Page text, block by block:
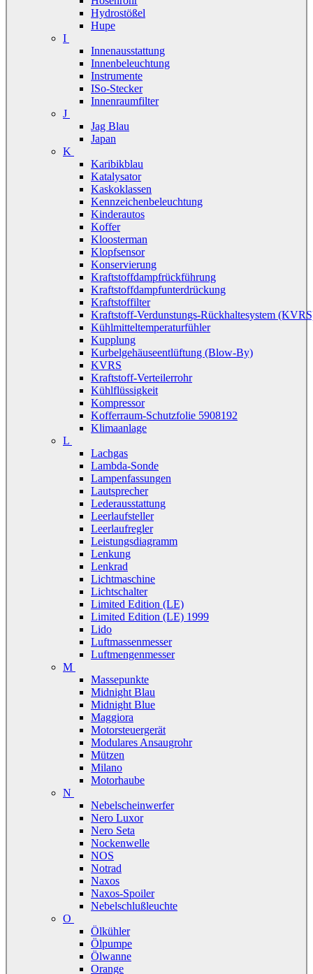
Hydrostößel
Hupe
I
Innenausstattung
Innenbeleuchtung
Instrumente
ISo-Stecker
Innenraumfilter
J
Jag Blau
Japan
K
Karibikblau
Katalysator
Kaskoklassen
Kennzeichenbeleuchtung
Kinderautos
Koffer
Kloosterman
Klopfsensor
Konservierung
Kraftstoffdampfrückführung
Kraftstoffdampfunterdrückung
Kraftstoffilter
Kraftstoff-Verdunstungs-Rückhaltesystem
Kühlmitteltemperaturfühler
Kupplung
Kurbelgehäuseentlüftung (Blow-By)
KVRS
Kraftstoff-Verteilerrohr
Kühlflüssigkeit
Kompressor
Kofferraum-Schutzfolie 5908192
Klimaanlage
L
Lachgas
Lambda-Sonde
Lampenfassungen
Lautsprecher
Lederausstattung
Leerlaufsteller
Leerlaufregler
Leistungsdiagramm
Lenkung
Lenkrad
Lichtmaschine
Lichtschalter
Limited Edition (LE)
Limited Edition (LE) 1999
Lido
Luftmassenmesser
Luftmengenmesser
M
Massepunkte
Midnight Blau
Midnight Blue
Maggiora
Motorsteuergerät
Modulares Ansaugrohr
Mützen
Milano
Motorhaube
N
Nebelscheinwerfer
Nero Luxor
Nero Seta
Nockenwelle
NOS
Notrad
Naxos
Naxos-Spoiler
Nebelschlußleuchte
O
Ölkühler
Ölpumpe
Ölwanne
Orange